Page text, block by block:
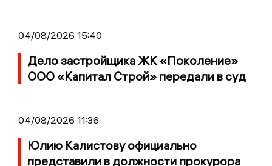
04/08/2026 15:40
Дело застройщика ЖК «Поколение»
ООО «Капитал Строй» передали в суд
04/08/2026 11:36
Юлию Калистову официально
представили в должности прокурора